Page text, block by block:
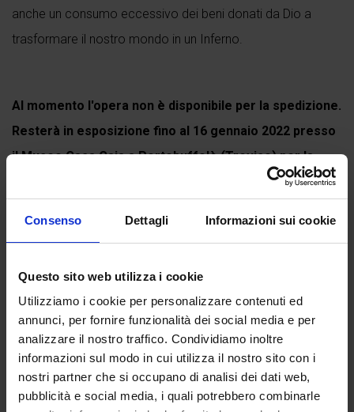
Consenso Dettagli Informazioni sui cookie
Questo sito web utilizza i cookie
Utilizziamo i cookie per personalizzare contenuti ed
annunci, per fornire funzionalità dei social media e per
analizzare il nostro traffico. Condividiamo inoltre
informazioni sul modo in cui utilizza il nostro sito con i
nostri partner che si occupano di analisi dei dati web,
pubblicità e social media, i quali potrebbero combinarle
anche un consumo eccessivo dei beni donati da Dio a
trasformare il nostro mondo in un Inferno.
Al momento l'opera non è disponibile per la spedizione.
Resterà in esposizione fino al 16 gennaio 2022 presso
il Museo Casa Gaia a Portobuffolè (Treviso) per la
DIVINA COMMEDIA. L'arte contemporanea...
Continua a leggere
Recensioni
Ancora non ci sono recensioni.
Recensisci per primo “Inferno, canto VI. Dante e
Virgilio incontrano Cerbero”
(Click here to login and review this product)